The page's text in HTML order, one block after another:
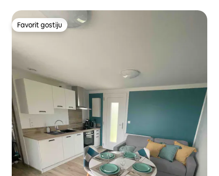
Favorit gostiju
Favorit gostiju